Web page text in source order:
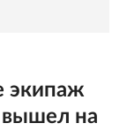
экипаж
вышел на